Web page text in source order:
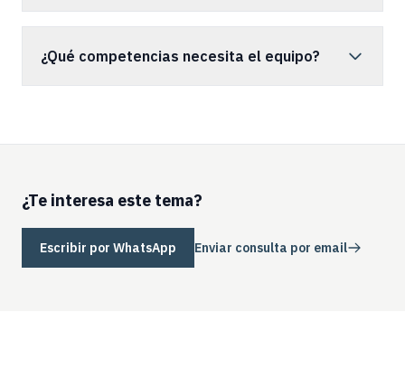
¿Qué competencias necesita el equipo?
¿Te interesa este tema?
Escribir por WhatsApp Enviar consulta por email